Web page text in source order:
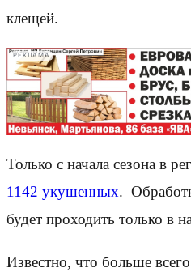
клещей.
РЕКЛАМА
Только с начала сезона в
1142 укушенных.
будет проходить только в
Известно, что больше